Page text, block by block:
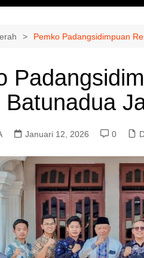
Pemko Padangsidimpuan
Batunadua
Januari 12, 2026 0